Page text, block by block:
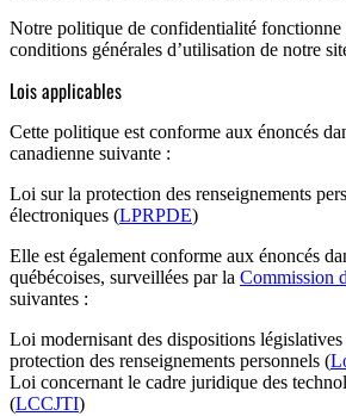
Notre politique de confidentialité fonctionne
conditions générales d’utilisation de notre
Lois applicables
Cette politique est conforme aux énoncés
canadienne suivante :
Loi sur la protection des renseignements
électroniques (LPRPDE)
Elle est également conforme aux énoncés
québécoises, surveillées par la Commission
suivantes :
Loi modernisant des dispositions législatives
protection des renseignements personnels (
Loi concernant le cadre juridique des
(LCCJTI)